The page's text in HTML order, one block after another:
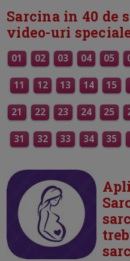
Sarcina in 40 de
video-uri
01 02 03 04 05
11 12 13 14 15
21 22 23 24 25
31 32 33 34 35